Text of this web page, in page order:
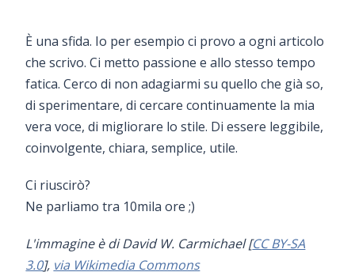
È una sfida. Io per esempio ci provo a ogni articolo
che scrivo. Ci metto passione e allo stesso tempo
fatica. Cerco di non adagiarmi su quello che già so,
di sperimentare, di cercare continuamente la mia
vera voce, di migliorare lo stile. Di essere leggibile,
coinvolgente, chiara, semplice, utile.
Ci riuscirò?
Ne parliamo tra 10mila ore ;)
L'immagine è di David W. Carmichael [CC BY-SA
3.0], via Wikimedia Commons